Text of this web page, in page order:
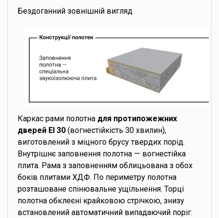
Бездоганний зовнішній вигляд
Каркас рами полотна для протипожежних
дверей EI 30 (вогнестійкість 30 хвилин),
виготовлений з міцного брусу твердих порід.
Внутрішнє заповнення полотна — вогнестійка
плита. Рама з заповненням облицьована з обох
боків плитами ХДФ. По периметру полотна
розташоване спінювальне ущільнення. Торці
полотна обклеєні крайковою стрічкою, знизу
встановлений автоматичний випадаючий поріг.